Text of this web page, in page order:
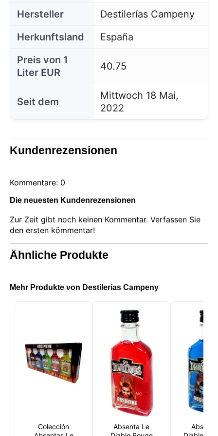
Hersteller
Destilerías Campeny
Herkunftsland
España
Preis von 1
Liter EUR
40.75
Seit dem
Mittwoch 18 Mai,
2022
Kundenrezensionen
Kommentare: 0
Die neuesten Kundenrezensionen
Zur Zeit gibt noch keinen Kommentar. Verfassen Sie
den ersten kömmentar!
Ähnliche Produkte
Mehr Produkte von Destilerías Campeny
Colección
Absenta Le